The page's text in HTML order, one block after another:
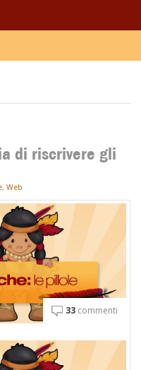
di riscrivere gli
, Web
33 commenti